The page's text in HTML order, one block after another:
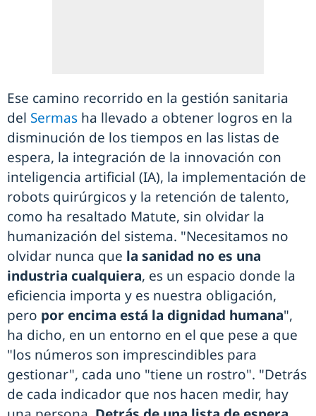
Ese camino recorrido en la gestión sanitaria
del Sermas ha llevado a obtener logros en la
disminución de los tiempos en las listas de
espera, la integración de la innovación con
inteligencia artificial (IA), la implementación de
robots quirúrgicos y la retención de talento,
como ha resaltado Matute, sin olvidar la
humanización del sistema. "Necesitamos no
olvidar nunca que la sanidad no es una
industria cualquiera, es un espacio donde la
eficiencia importa y es nuestra obligación,
pero por encima está la dignidad humana",
ha dicho, en un entorno en el que pese a que
"los números son imprescindibles para
gestionar", cada uno "tiene un rostro". "Detrás
de cada indicador que nos hacen medir, hay